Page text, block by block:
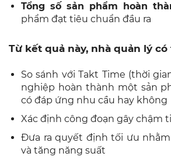
Tổng số sản phẩm hoàn
phẩm đạt tiêu chuẩn đầu ra
Từ kết quả này, nhà quản lý
So sánh với Takt Time (thời
nghiệp hoàn thành một sản
có đáp ứng nhu cầu hay không
Xác định công đoạn gây chậm
Đưa ra quyết định tối ưu nhằm
và tăng năng suất